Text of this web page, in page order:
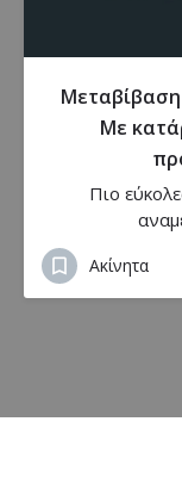
Μεταβίβαση
Με
Πιο
Ακίνητα